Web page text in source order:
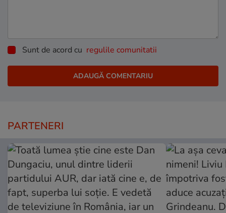
Sunt de acord cu regulile comunitatii
PARTENERI